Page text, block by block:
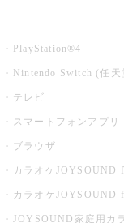
PlayStation®4
Nintendo Switch (任天
テレビ
スマートフォンアプリ
ブラウザ
カラオケJOYSOUND
カラオケJOYSOUND
JOYSOUND家庭用カ